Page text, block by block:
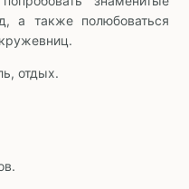
а также полюбоваться
отдых.